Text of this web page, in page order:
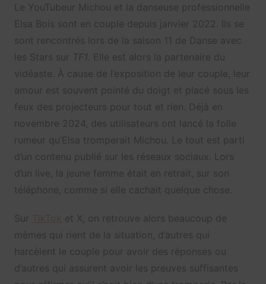
Le YouTubeur Michou et la danseuse professionnelle
Elsa Bois sont en couple depuis janvier 2022. Ils se
sont rencontrés lors de la saison 11 de Danse avec
les Stars sur
TF1 . Elle est alors la partenaire du
vidéaste. À cause de l’exposition de leur couple, leur
amour est souvent pointé du doigt et placé sous les
feux des projecteurs pour tout et rien.
Déjà en
novembre 2024, des utilisateurs ont lancé la folle
rumeur qu’Elsa tromperait Michou. Le tout est parti
d’un contenu publié sur les réseaux sociaux. Lors
d’un live, la jeune femme était en retrait, sur son
téléphone, comme si elle cachait quelque chose.
Sur
et X, on retrouve alors beaucoup de
mèmes qui rient de la situation, d’autres qui
harcèlent le couple pour avoir des réponses ou
d’autres qui assurent avoir les preuves suffisantes